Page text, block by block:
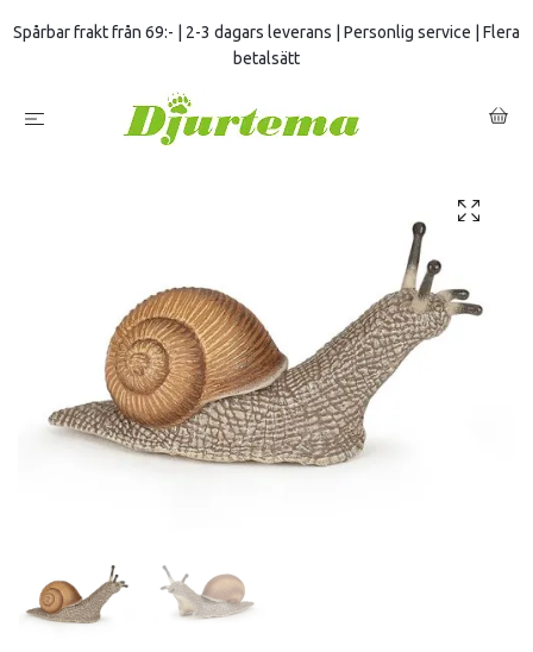
Spårbar frakt från 69:- | 2-3 dagars leverans | Personlig service | Flera
betalsätt